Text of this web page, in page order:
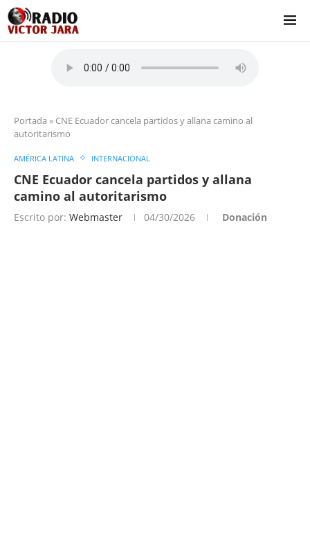
Portada » CNE Ecuador cancela partidos y allana camino al
autoritarismo
AMÉRICA LATINA INTERNACIONAL
CNE Ecuador cancela partidos y allana
camino al autoritarismo
Escrito por: Webmaster 04/30/2026 Donación